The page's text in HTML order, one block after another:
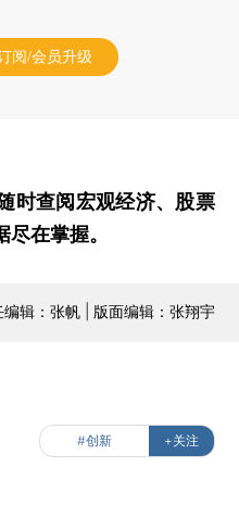
阅/会员升级
时查阅宏观经济、股票
在掌握。
编辑：张帆 | 版面编辑：张翔宇
#创新 +关注